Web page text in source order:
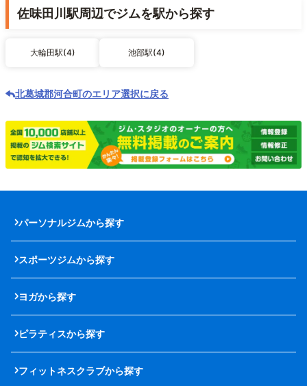
佐味田川駅周辺でジムを駅から探す
大輪田駅(4) 池部駅(4)
北葛城郡河合町のエリア選択に戻る
パーソナルジムから探す
スポーツジムから探す
ヨガから探す
ピラティスから探す
フィットネスクラブから探す